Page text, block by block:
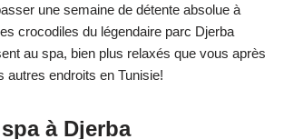
une semaine de détente absolue à
crocodiles du légendaire parc Djerba
au spa, bien plus relaxés que vous après
autres endroits en Tunisie!
à Djerba